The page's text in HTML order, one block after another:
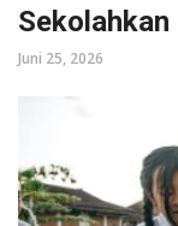
Juni 25, 2026